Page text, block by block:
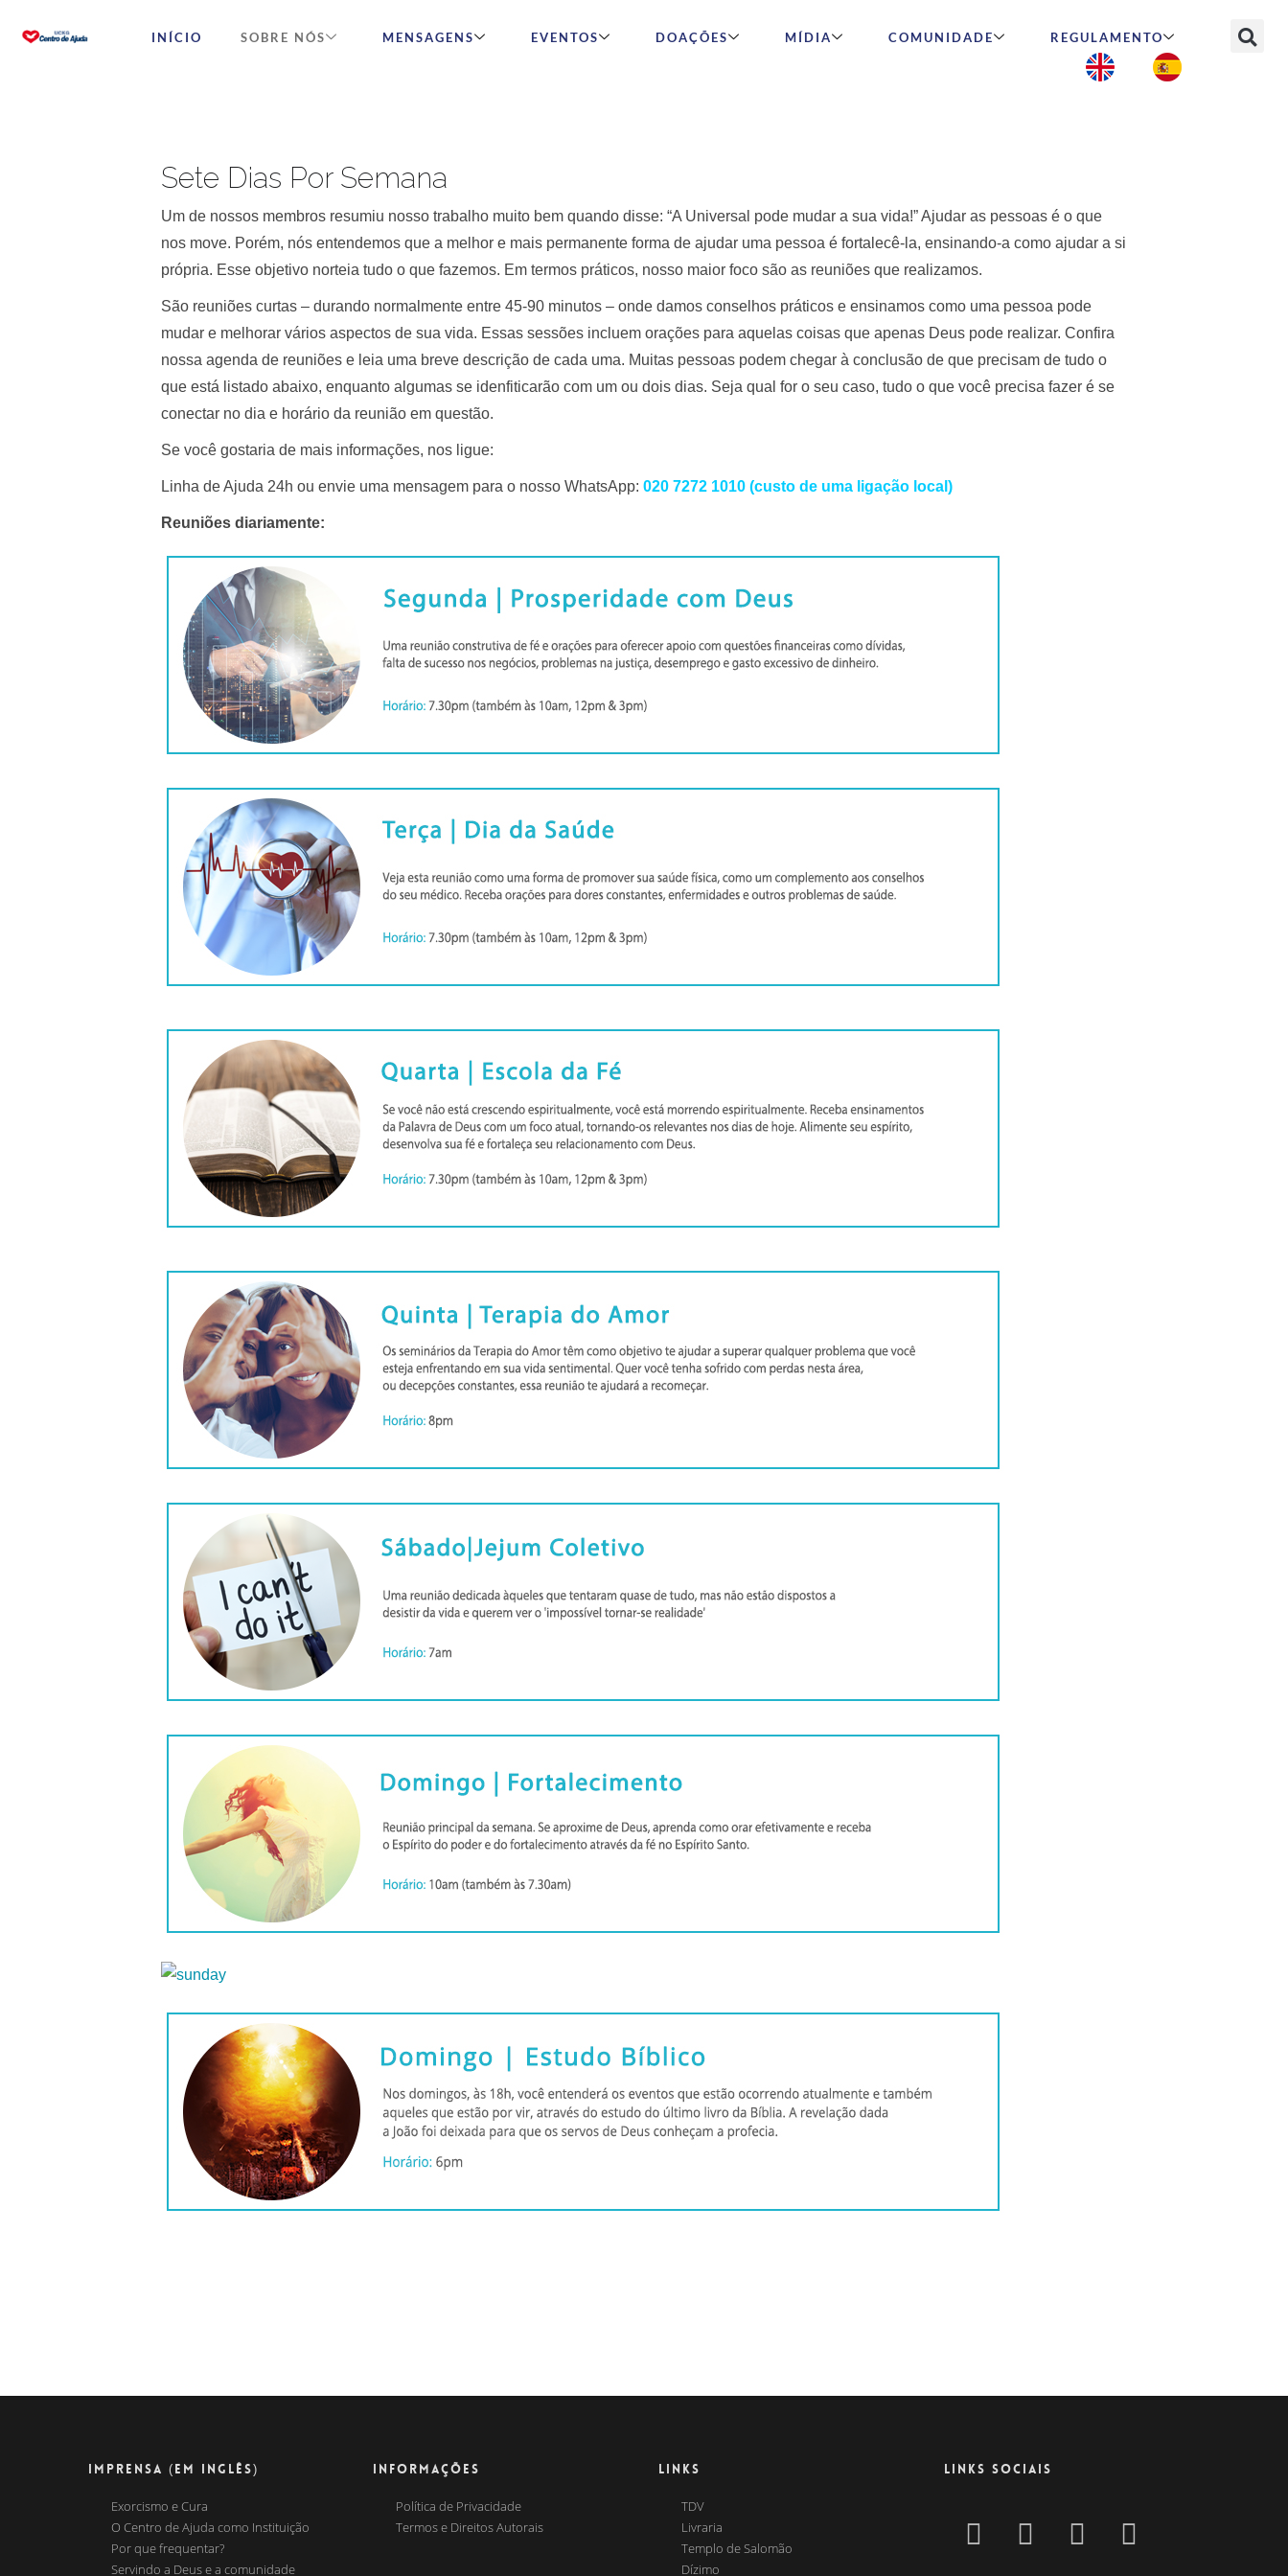
INÍCIO SOBRE NÓS MENSAGENS EVENTOS DOAÇÕES MÍDIA COMUNIDADE REGULAMENTO
Sete Dias Por Semana
Um de nossos membros resumiu nosso trabalho muito bem quando disse: “A Universal pode mudar a sua vida!” Ajudar as pessoas é o que
nos move. Porém, nós entendemos que a melhor e mais permanente forma de ajudar uma pessoa é fortalecê-la, ensinando-a como ajudar a si
própria. Esse objetivo norteia tudo o que fazemos. Em termos práticos, nosso maior foco são as reuniões que realizamos.
São reuniões curtas – durando normalmente entre 45-90 minutos – onde damos conselhos práticos e ensinamos como uma pessoa pode
mudar e melhorar vários aspectos de sua vida. Essas sessões incluem orações para aquelas coisas que apenas Deus pode realizar. Confira
nossa agenda de reuniões e leia uma breve descrição de cada uma. Muitas pessoas podem chegar à conclusão de que precisam de tudo o
que está listado abaixo, enquanto algumas se idenfiticarão com um ou dois dias. Seja qual for o seu caso, tudo o que você precisa fazer é se
conectar no dia e horário da reunião em questão.
Se você gostaria de mais informações, nos ligue:
Linha de Ajuda 24h ou envie uma mensagem para o nosso WhatsApp: 020 7272 1010 (custo de uma ligação local)
Reuniões diariamente:
IMPRENSA (EM INGLÊS)
Exorcismo e Cura
O Centro de Ajuda como Instituição
Por que frequentar?
Servindo a Deus e a comunidade
INFORMAÇÕES
Política de Privacidade
Termos e Direitos Autorais
LINKS
TDV
Livraria
Templo de Salomão
Dízimo
LINKS SOCIAIS